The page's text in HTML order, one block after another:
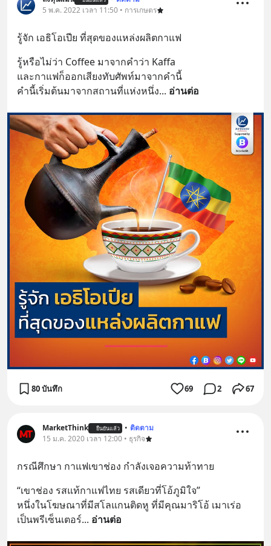
5 พ.ค. 2022 เวลา 11:50 • การเกษตร
รู้จัก เอธิโอเปีย ที่สุดของแหล่งผลิตกาแฟ
รู้หรือไม่ว่า Coffee มาจากคำว่า Kaffa
และกาแฟก็ออกเสียงทับศัพท์มาจากคำนี้
คำนี้เริ่มต้นมาจากสถานที่แห่งหนึ่ง... อ่านต่อ
80 บันทึก 69 2 67
MarketThink ยืนยันแล้ว • ติดตาม
15 ม.ค. 2020 เวลา 12:00 • ธุรกิจ
กรณีศึกษา กาแฟเขาช่อง กำลังเจอความท้าทาย
“เขาช่อง รสแท้กาแฟไทย รสเดียวที่โอ้ภูมิใจ”
หนึ่งในโฆษณาที่มีสโลแกนติดหู ที่มีคุณมาริโอ้ เมาเร่อ
เป็นพรีเซ็นเตอร์... อ่านต่อ